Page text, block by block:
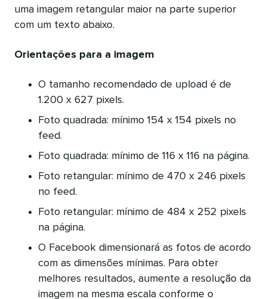
uma imagem retangular maior na parte superior
com um texto abaixo.
Orientações para a imagem
O tamanho recomendado de upload é de
1.200 x 627 pixels.
Foto quadrada: mínimo 154 x 154 pixels no
feed.
Foto quadrada: mínimo de 116 x 116 na página.
Foto retangular: mínimo de 470 x 246 pixels
no feed.
Foto retangular: mínimo de 484 x 252 pixels
na página.
O Facebook dimensionará as fotos de acordo
com as dimensões mínimas. Para obter
melhores resultados, aumente a resolução da
imagem na mesma escala conforme o